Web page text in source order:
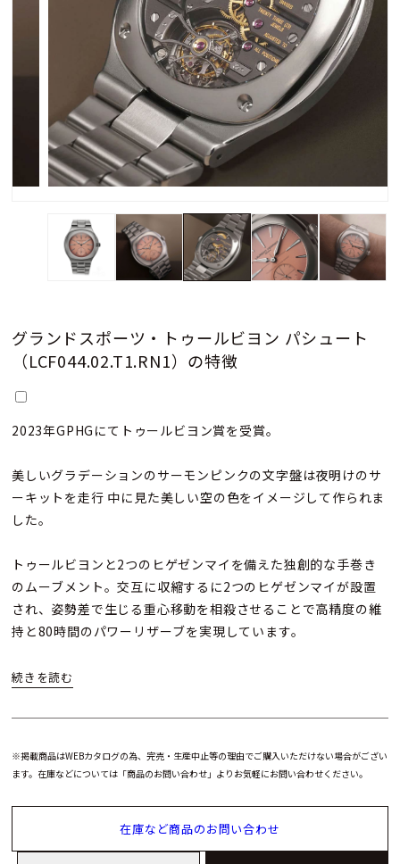
グランドスポーツ・トゥールビヨン パシュート
（LCF044.02.T1.RN1）の特徴
2023年GPHGにてトゥールビヨン賞を受賞。
美しいグラデーションのサーモンピンクの文字盤は夜明けのサ
ーキットを走行 中に見た美しい空の色をイメージして作られま
した。
トゥールビヨンと2つのヒゲゼンマイを備えた独創的な手巻き
のムーブメント。交互に収縮するに2つのヒゲゼンマイが設置
され、姿勢差で生じる重心移動を相殺させることで高精度の維
持と80時間のパワーリザーブを実現しています。
※掲載商品はWEBカタログの為、完売・生産中止等の理由でご購入いただけない場合がござい
ます。在庫などについては「商品のお問い合わせ」よりお気軽にお問い合わせください。
在庫など商品のお問い合わせ